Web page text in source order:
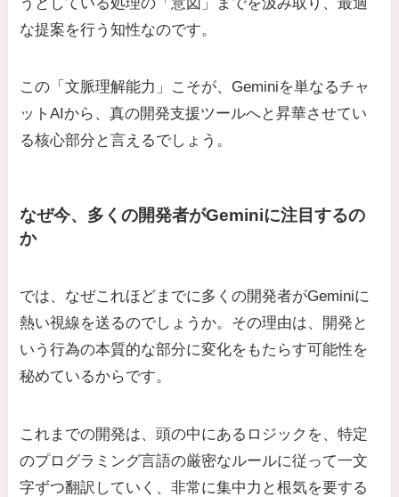
な提案を行う知性なのです。
この「文脈理解能力」こそが、Geminiを単なるチャ
ットAIから、真の開発支援ツールへと昇華させてい
る核心部分と言えるでしょう。
なぜ今、多くの開発者がGeminiに注目するの
か
では、なぜこれほどまでに多くの開発者がGeminiに
熱い視線を送るのでしょうか。その理由は、開発と
いう行為の本質的な部分に変化をもたらす可能性を
秘めているからです。
これまでの開発は、頭の中にあるロジックを、特定
のプログラミング言語の厳密なルールに従って一文
字ずつ翻訳していく、非常に集中力と根気を要する